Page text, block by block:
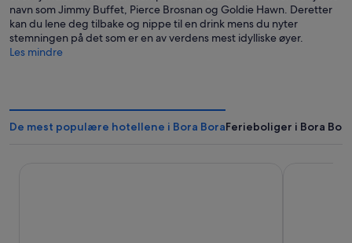
navn som Jimmy Buffet, Pierce Brosnan og Goldie Hawn. Deretter
kan du lene deg tilbake og nippe til en drink mens du nyter
stemningen på det som er en av verdens mest idylliske øyer.
Les mindre
De mest populære hotellene i Bora BoraFerieboliger i Bora Bora